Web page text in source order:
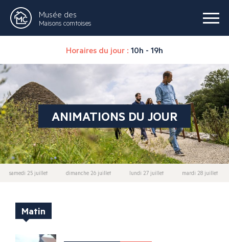
Musée des
Maisons comtoises
Horaires du jour : 10h - 19h
ANIMATIONS DU JOUR
samedi 25 juillet dimanche 26 juillet lundi 27 juillet mardi 28 juillet
Matin